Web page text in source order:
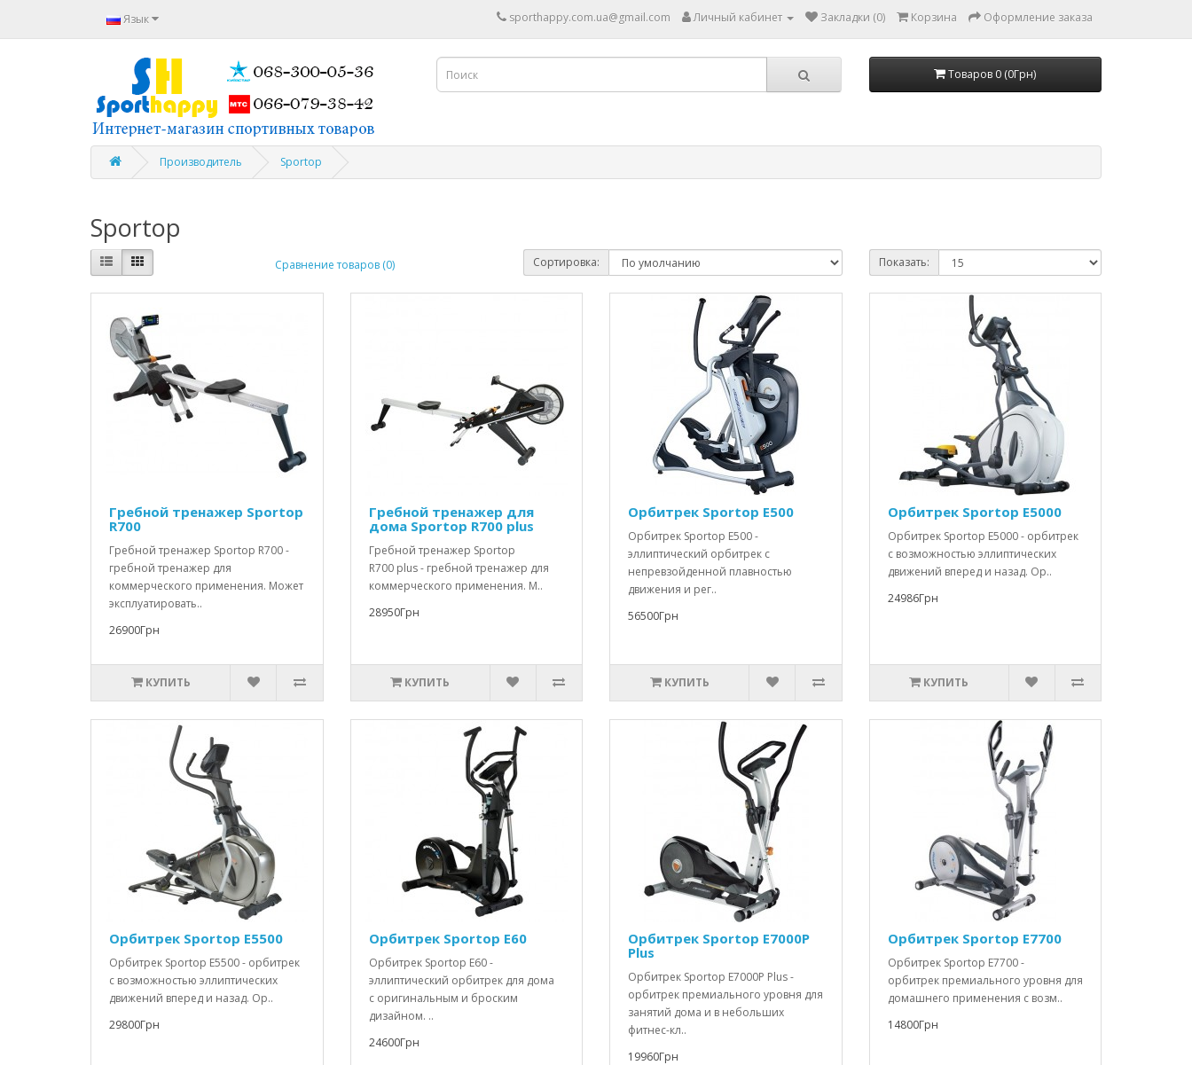
Язык sporthappy.com.ua@gmail.com Личный кабинет Закладки (0) Корзина Оформление заказа
Товаров 0 (0Грн)
Производитель Sportop
Sportop
Сравнение товаров (0) Сортировка: Показать:
Гребной тренажер Sportop
R700
Гребной тренажер Sportop R700 -
гребной тренажер для
коммерческого применения. Может
эксплуатировать..
26900Грн
КУПИТЬ
Гребной тренажер для
дома Sportop R700 plus
Гребной тренажер Sportop
R700 plus - гребной тренажер для
коммерческого применения. М..
28950Грн
КУПИТЬ
Орбитрек Sportop E500
Орбитрек Sportop E500 -
эллиптический орбитрек с
непревзойденной плавностью
движения и рег..
56500Грн
КУПИТЬ
Орбитрек Sportop E5000
Орбитрек Sportop E5000 - орбитрек
с возможностью эллиптических
движений вперед и назад. Ор..
24986Грн
КУПИТЬ
Орбитрек Sportop E5500
Орбитрек Sportop E5500 - орбитрек
с возможностью эллиптических
движений вперед и назад. Ор..
29800Грн
Орбитрек Sportop E60
Орбитрек Sportop E60 -
эллиптический орбитрек для дома
с оригинальным и броским
дизайном. ..
24600Грн
Орбитрек Sportop E7000P
Plus
Орбитрек Sportop E7000P Plus -
орбитрек премиального уровня для
занятий дома и в небольших
фитнес-кл..
19960Грн
Орбитрек Sportop E7700
Орбитрек Sportop E7700 -
орбитрек премиального уровня для
домашнего применения с возм..
14800Грн